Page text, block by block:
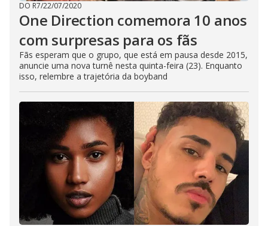
DO R7/22/07/2020
One Direction comemora 10 anos
com surpresas para os fãs
Fãs esperam que o grupo, que está em pausa desde 2015,
anuncie uma nova turnê nesta quinta-feira (23). Enquanto
isso, relembre a trajetória da boyband